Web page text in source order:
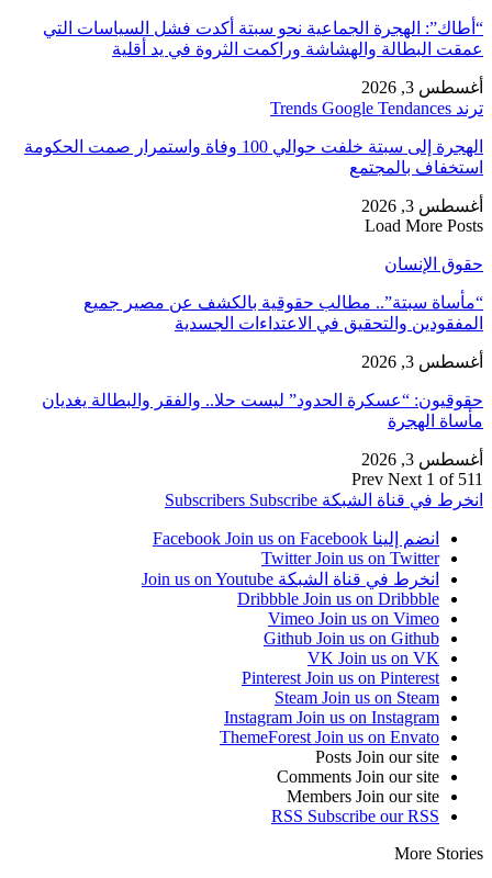
“أطاك”: الهجرة الجماعية نحو سبتة أكدت فشل السياسات التي
عمقت البطالة والهشاشة وراكمت الثروة في يد أقلية
أغسطس 3, 2026
ترند Trends Google Tendances
الهجرة إلى سبتة خلفت حوالي 100 وفاة واستمرار صمت الحكومة
استخفاف بالمجتمع
أغسطس 3, 2026
Load More Posts
حقوق الإنسان
“مأساة سبتة”.. مطالب حقوقية بالكشف عن مصير جميع
المفقودين والتحقيق في الاعتداءات الجسدية
أغسطس 3, 2026
حقوقيون: “عسكرة الحدود” ليست حلا.. والفقر والبطالة يغديان
مأساة الهجرة
أغسطس 3, 2026
Prev Next 1 of 511
انخرط في قناة الشبكة
Subscribers Subscribe
انضم إلينا Facebook Join us on Facebook
Twitter Join us on Twitter
انخرط في قناة الشبكة Join us on Youtube
Dribbble Join us on Dribbble
Vimeo Join us on Vimeo
Github Join us on Github
VK Join us on VK
Pinterest Join us on Pinterest
Steam Join us on Steam
Instagram Join us on Instagram
ThemeForest Join us on Envato
Posts Join our site
Comments Join our site
Members Join our site
RSS Subscribe our RSS
More Stories